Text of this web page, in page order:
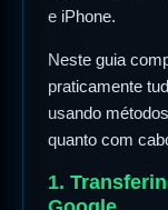
e iPhone.
Neste guia
praticamente
usando
quanto com
1.